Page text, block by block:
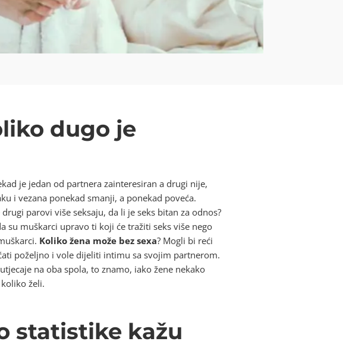
dugo je
je jedan od partnera zainteresiran a drugi nije,
i vezana ponekad smanji, a ponekad poveća.
parovi više seksaju, da li je seks bitan za odnos?
su muškarci upravo ti koji će tražiti seks više nego
Koliko žena može bez sexa? Mogli bi reći
poželjno i vole dijeliti intimu sa svojim partnerom.
na oba spola, to znamo, iako žene nekako
želi.
statistike kažu